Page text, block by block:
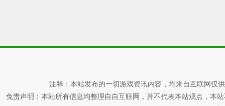
注释：本站发布的一切游戏资讯内容，均来自互联网仅
免责声明：本站所有信息均整理自自互联网，并不代表本站观点，本